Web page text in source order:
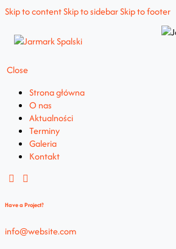
Skip to contentSkip to sidebarSkip to footer
Close
Strona główna
O nas
Aktualności
Terminy
Galeria
Kontakt
Have a Project?
info@website.com